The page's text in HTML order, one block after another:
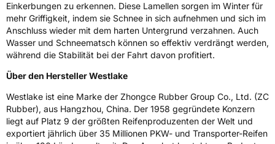
NasshaftungC
Rollgeräusch (Klasse)B
Rollgeräusch (dB)72
Fahrzeugklasse C1
3PMSF / Schneeflockensymbol / Alpine-SymbolJa
Einkerbungen zu erkennen. Diese Lamellen sorgen im Winter für
mehr Griffigkeit, indem sie Schnee in sich aufnehmen und sich im
Anschluss wieder mit dem harten Untergrund verzahnen. Auch
Wasser und Schneematsch können so effektiv verdrängt werden,
während die Stabilität bei der Fahrt davon profitiert.
Über den Hersteller Westlake
Westlake ist eine Marke der Zhongce Rubber Group Co., Ltd. (ZC
Rubber), aus Hangzhou, China. Der 1958 gegründete Konzern
liegt auf Platz 9 der größten Reifenproduzenten der Welt und
exportiert jährlich über 35 Millionen PKW- und Transporter-Reifen